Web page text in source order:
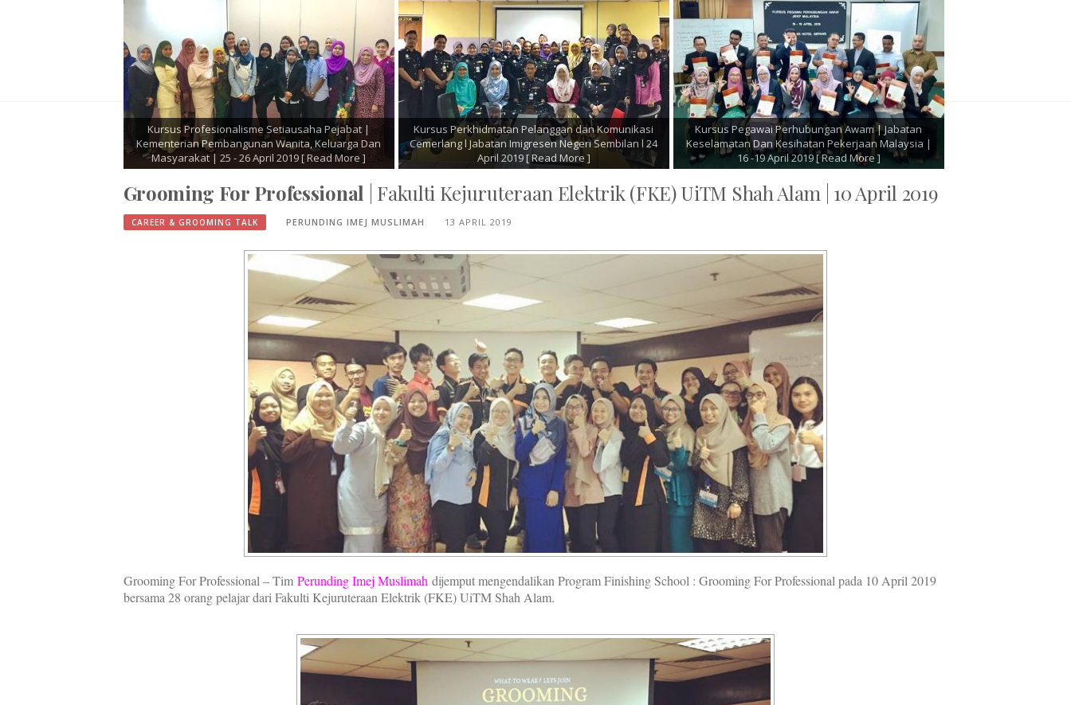
Kursus Pegawai Perhubungan Awam | Jabatan
Keselamatan Dan Kesihatan Pekerjaan Malaysia |
16 -19 April 2019[ Read More ]
Kursus Pengurusan Acara Rasmi Dan Program
Sosial | Institut Latihan Dewan Bandaraya Kuala
Lumpur (IDB) | 16 - 17 April 2019[ Read More ]
Kursus Pemantapan Kerjaya Setiausaha Pejabat |
Unit Penyelarasan Pelaksanaan Jabatan Perdana
Menteri | 15 - 16 April 2019[ Read More ]
Kursus Profesionalisme
Lembaga Pemasaran Pertanian
| 12-15 April 2019
Grooming For Professional | Fakulti Kejuruteraan Elektrik (FKE) UiTM Shah Alam | 10 April 2019
CAREER & GROOMING TALK PERUNDING IMEJ MUSLIMAH 13 APRIL 2019
Grooming For Professional – TimPerunding Imej Muslimah dijemput mengendalikan Program Finishing School : Grooming For Professional pada 10 April 2019
bersama 28 orang pelajar dari Fakulti Kejuruteraan Elektrik (FKE) UiTM Shah Alam.